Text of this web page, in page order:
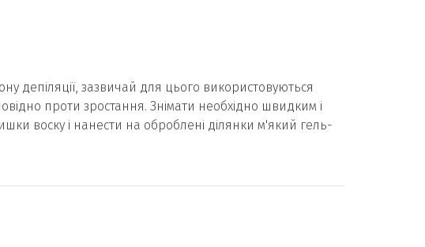
депіляції, зазвичай для цього використовуються
проти зростання. Знімати необхідно швидким і
воску і нанести на оброблені ділянки м'який гель-